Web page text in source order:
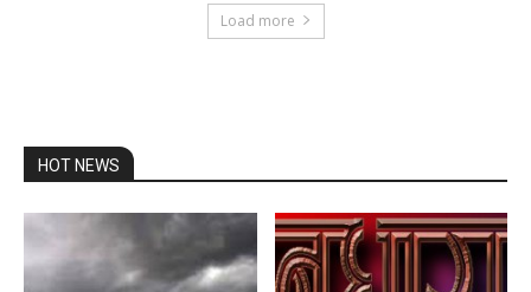
Load more
HOT NEWS